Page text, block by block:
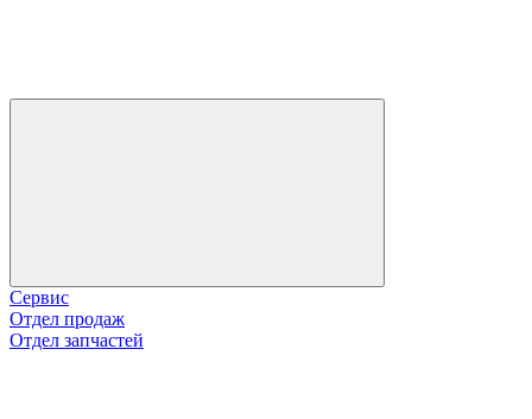
Сервис
Отдел продаж
Отдел запчастей